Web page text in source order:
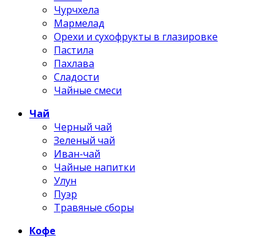
Чурчхела
Мармелад
Орехи и сухофрукты в глазировке
Пастила
Пахлава
Сладости
Чайные смеси
Чай
Черный чай
Зеленый чай
Иван-чай
Чайные напитки
Улун
Пуэр
Травяные сборы
Кофе